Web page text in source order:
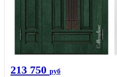
213 750 руб